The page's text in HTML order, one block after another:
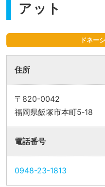
アット
ドネー
住所
〒820-0042
福岡県飯塚市本町5‐18
電話番号
0948-23-1813